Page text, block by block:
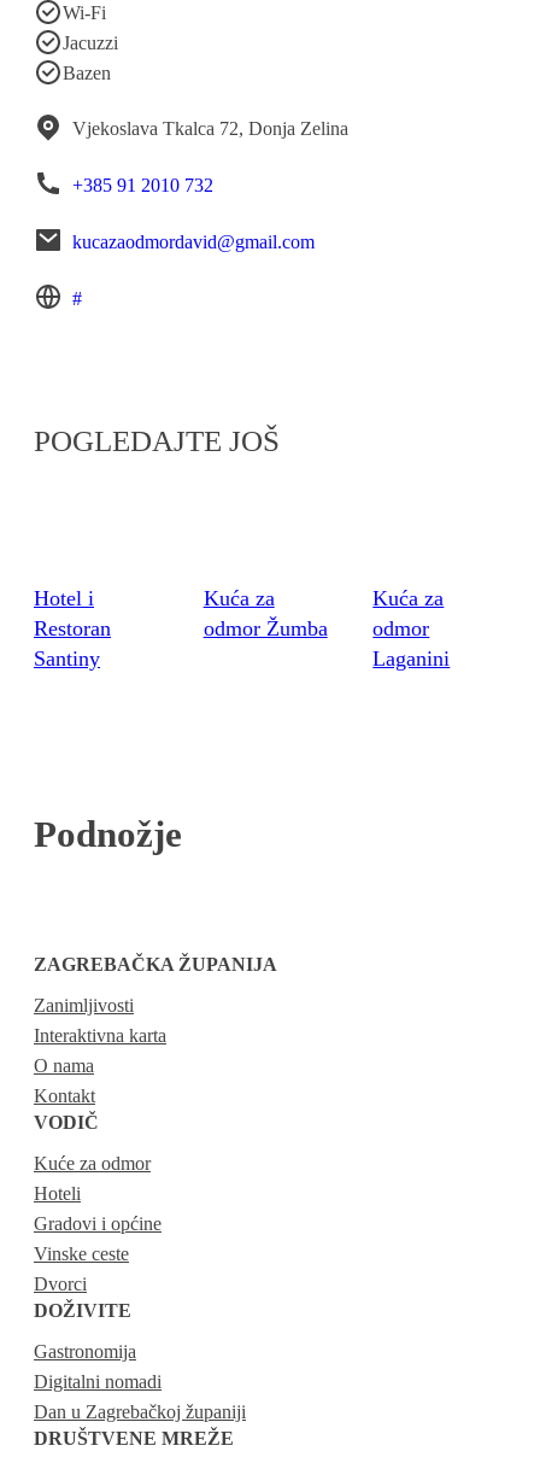
Wi-Fi
Jacuzzi
Bazen
Vjekoslava Tkalca 72, Donja Zelina
+385 91 2010 732
kucazaodmordavid@gmail.com
#
POGLEDAJTE JOŠ
Hotel i
Restoran
Santiny
Kuća za
odmor Žumba
Kuća za
odmor
Laganini
Podnožje
ZAGREBAČKA ŽUPANIJA
Zanimljivosti
Interaktivna karta
O nama
Kontakt
VODIČ
Kuće za odmor
Hoteli
Gradovi i općine
Vinske ceste
Dvorci
DOŽIVITE
Gastronomija
Digitalni nomadi
Dan u Zagrebačkoj županiji
DRUŠTVENE MREŽE